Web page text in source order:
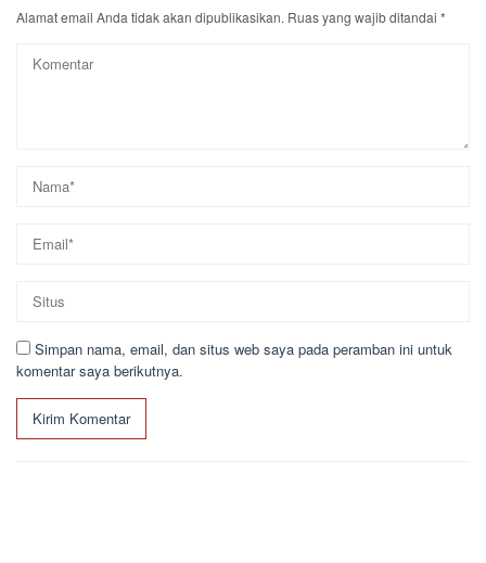
Alamat email Anda tidak akan dipublikasikan. Ruas yang wajib ditandai *
Simpan nama, email, dan situs web saya pada peramban ini untuk
komentar saya berikutnya.